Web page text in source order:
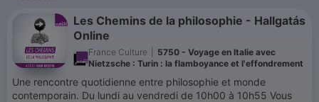
Les Chemins de la philosophie - Hallgatás
Online
France Culture
5750 - Voyage en Italie avec
Nietzsche : Turin : la flamboyance et l'effondrement
Une rencontre quotidienne entre philosophie et monde
contemporain. Du lundi au vendredi de 10h00 à 10h55 Vous